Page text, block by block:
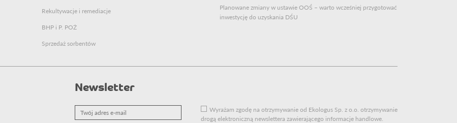
Rekultywacje i remediacje
BHP i P. POŻ
Sprzedaż sorbentów
Planowane zmiany w ustawie OOŚ – warto wcześniej przygotować
inwestycję do uzyskania DŚU
Newsletter
Twój
adres
Wyrażam zgodę na otrzymywanie od Ekologus Sp. z o.o. otrzymywanie
drogą elektroniczną newslettera zawierającego informacje handlowe.